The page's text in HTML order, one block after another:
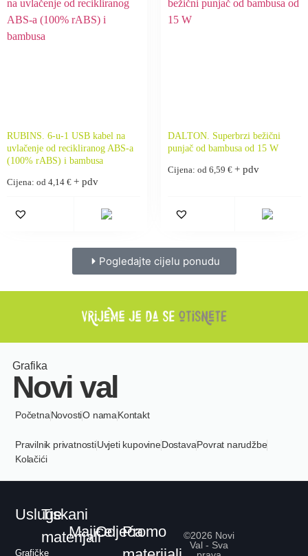
RUBINS. 6-u-1 USB kabel na
uvlačenje od recikliranog ABS-a
(100% rABS) i bambusa
Cijena: od 4,14 € + pdv
DALTON. Superbrzi bežični
punjač od bambusa od 15 W
Cijena: od 6,59 € + pdv
Pogledajte cijelu ponudu
Grafika
Novi val
PočetnaNovostiO namaKontakt
Pravilnik privatnostiUvjeti kupovineDostavaPovrat narudžbe
Kolačići
Usluge
Grafičke
Tiskani
materijali
MajiceOdjećaPromo
©2026 Novi
Val - Sva